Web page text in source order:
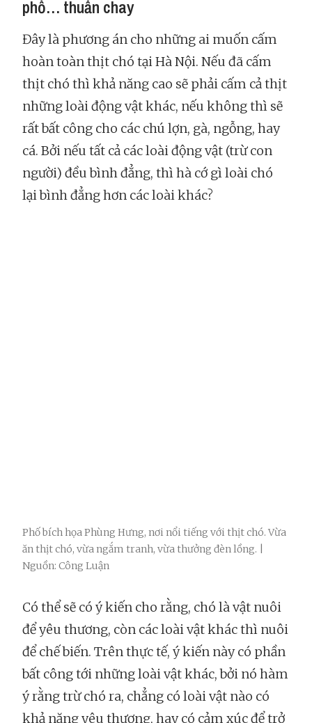
phố… thuần chay
Đây là phương án cho những ai muốn cấm
hoàn toàn thịt chó tại Hà Nội. Nếu đã cấm
thịt chó thì khả năng cao sẽ phải cấm cả thịt
những loài động vật khác, nếu không thì sẽ
rất bất công cho các chú lợn, gà, ngỗng, hay
cá. Bởi nếu tất cả các loài động vật (trừ con
người) đều bình đẳng, thì hà cớ gì loài chó
lại bình đẳng hơn các loài khác?
Phố bích họa Phùng Hưng, nơi nổi tiếng với thịt chó. Vừa
ăn thịt chó, vừa ngắm tranh, vừa thưởng đèn lồng. |
Nguồn: Công Luận
Có thể sẽ có ý kiến cho rằng, chó là vật nuôi
để yêu thương, còn các loài vật khác thì nuôi
để chế biến. Trên thực tế, ý kiến này có phần
bất công tới những loài vật khác, bởi nó hàm
ý rằng trừ chó ra, chẳng có loài vật nào có
khả năng yêu thương, hay có cảm xúc để trở